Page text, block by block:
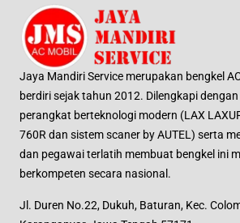
Jaya Mandiri Service merupakan bengkel
berdiri sejak tahun 2012. Dilengkapi
perangkat berteknologi modern (LAX
760R dan sistem scaner by AUTEL) serta
dan pegawai terlatih membuat bengkel ini
berkompeten secara nasional.
Jl. Duren No.22, Dukuh, Baturan, Kec.